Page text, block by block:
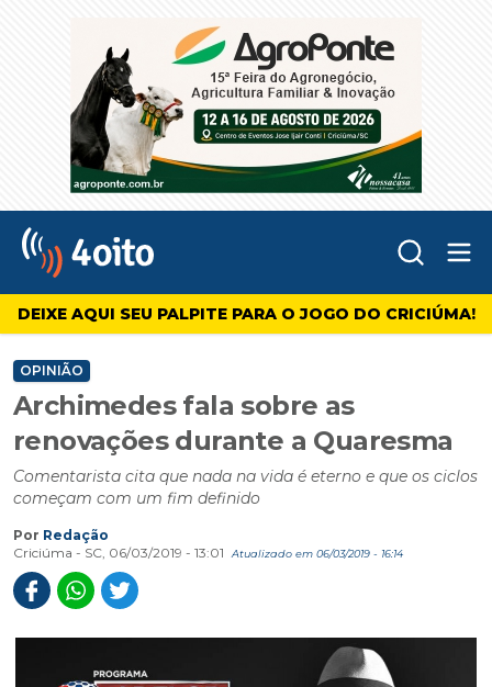
4oito
DEIXE AQUI SEU PALPITE PARA O JOGO DO CRICIÚMA!
OPINIÃO
Archimedes fala sobre as
renovações durante a Quaresma
Comentarista cita que nada na vida é eterno e que os ciclos
começam com um fim definido
Por Redação
Criciúma - SC, 06/03/2019 - 13:01
Atualizado em 06/03/2019 - 16:14